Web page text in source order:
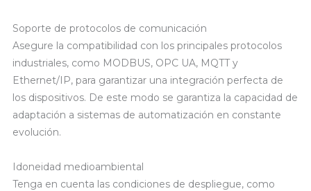
Soporte de protocolos de comunicación
Asegure la compatibilidad con los principales protocolos
industriales, como MODBUS, OPC UA, MQTT y
Ethernet/IP, para garantizar una integración perfecta de
los dispositivos. De este modo se garantiza la capacidad de
adaptación a sistemas de automatización en constante
evolución.
Idoneidad medioambiental
Tenga en cuenta las condiciones de despliegue, como